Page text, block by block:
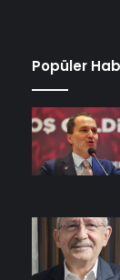
Popüler